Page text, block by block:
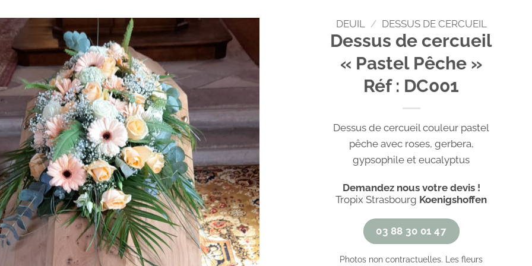
DEUIL / DESSUS DE CERCUEIL
Dessus de cercueil
« Pastel Pêche »
Réf : DC001
Dessus de cercueil couleur pastel
pêche avec roses, gerbera,
gypsophile et eucalyptus
Demandez nous votre devis !
Tropix Strasbourg Koenigshoffen
03 88 30 01 47
Photos non contractuelles. Les fleurs